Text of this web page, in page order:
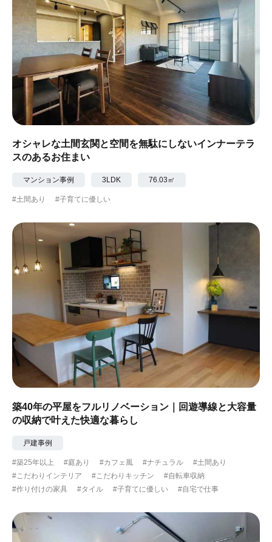
オシャレな土間玄関と空間を無駄にしないインナーテラ
スのあるお住まい
マンション事例 3LDK 76.03㎡
#土間あり #子育てに優しい
築40年の平屋をフルリノベーション｜回遊導線と大容量
の収納で叶えた快適な暮らし
戸建事例
#築25年以上 #庭あり #カフェ風 #ナチュラル
#土間あり
#こだわりインテリア
#こだわりキッチン
#自転車収納
#作り付けの家具
#タイル #子育てに優しい #自宅で仕事